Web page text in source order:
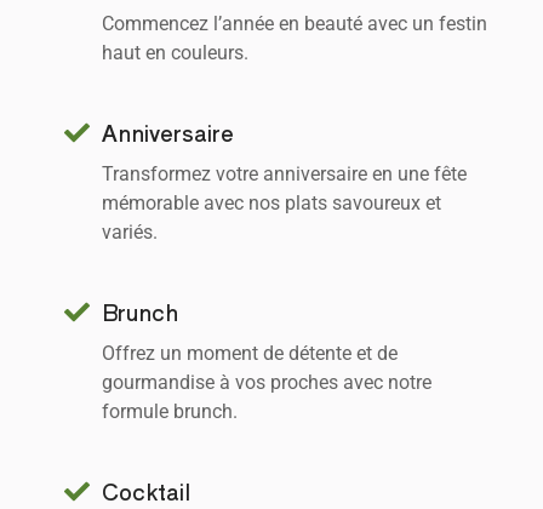
Commencez l’année en beauté avec un festin
haut en couleurs.
Anniversaire
Transformez votre anniversaire en une fête
mémorable avec nos plats savoureux et
variés.
Brunch
Offrez un moment de détente et de
gourmandise à vos proches avec notre
formule brunch.
Cocktail